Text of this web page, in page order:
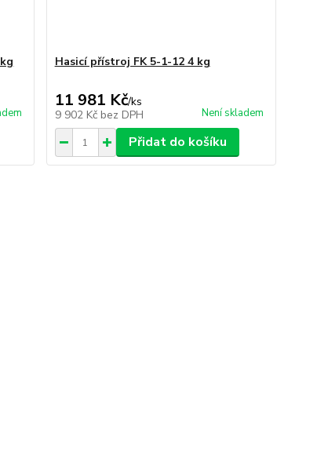
Hasicí přístroj FK 5-1-12 4 kg
11 981 Kč/ks
9 902 Kč bez DPH Není skladem
Přidat do košíku